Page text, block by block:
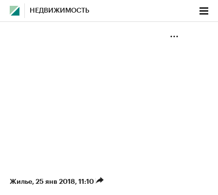
НЕДВИЖИМОСТЬ
Жилье⁠, 25 янв 2018, 11:10